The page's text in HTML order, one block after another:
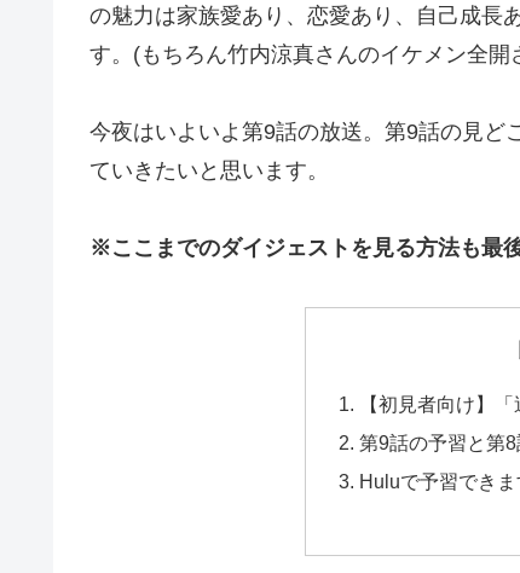
の魅力は家族愛あり、恋愛あり、自己成長
す。(もちろん竹内涼真さんのイケメン全開
今夜はいよいよ第9話の放送。第9話の見ど
ていきたいと思います。
※ここまでのダイジェストを見る方法も最
【初見者向け】
第9話の予習と第
Huluで予習できま